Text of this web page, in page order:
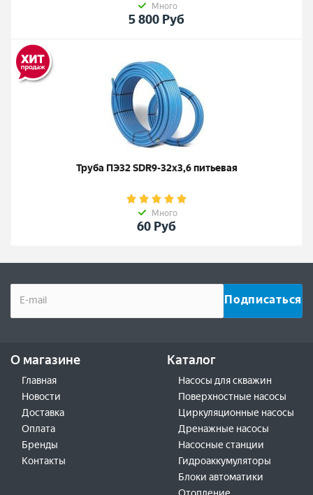
Много
5 800 Руб
Труба ПЭ32 SDR9-32х3,6 питьевая
Много
60 Руб
О магазине
Главная
Новости
Доставка
Оплата
Бренды
Контакты
Каталог
Насосы для скважин
Поверхностные насосы
Циркуляционные насосы
Дренажные насосы
Насосные станции
Гидроаккумуляторы
Блоки автоматики